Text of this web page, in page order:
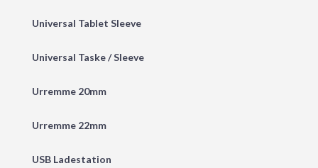
Universal Tablet Sleeve
Universal Taske / Sleeve
Urremme 20mm
Urremme 22mm
USB Ladestation